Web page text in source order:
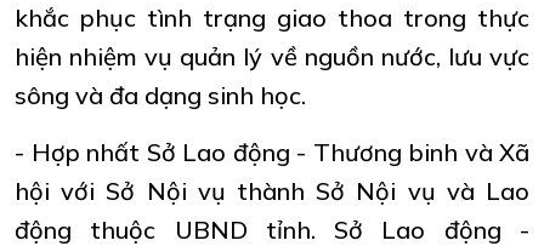
khắc phục tình trạng giao thoa trong thực
hiện nhiệm vụ quản lý về nguồn nước, lưu vực
sông và đa dạng sinh học.
- Hợp nhất Sở Lao động - Thương binh và Xã
hội với Sở Nội vụ thành Sở Nội vụ và Lao
động thuộc UBND tỉnh. Sở Lao động -